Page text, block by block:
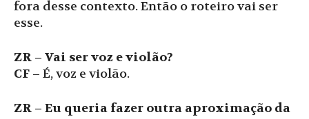
fora desse contexto. Então o roteiro vai ser
esse.
ZR – Vai ser voz e violão?
CF – É, voz e violão.
ZR – Eu queria fazer outra aproximação da